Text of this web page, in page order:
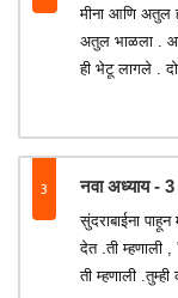
मीना आणि अतुल
अतुल भाळला .
ही भेटू लागले .
3 नवा अध्याय - 3
सुंदराबाईना
देत .ती म्हणाली ,
ती म्हणाली